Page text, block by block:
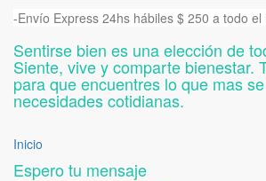
-Envío Express 24hs hábiles $ 250 a todo el
Sentirse bien es una elección de
Siente, vive y comparte bienestar.
para que encuentres lo que mas
necesidades cotidianas.
Inicio
Espero tu mensaje